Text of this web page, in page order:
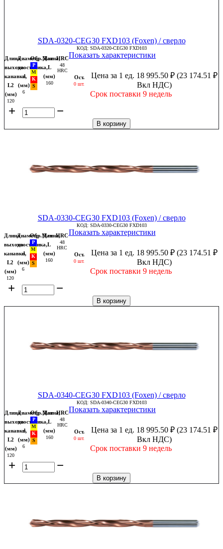
SDA-0320-CEG30 FXD103 (Foxen) / сверло
КОД: SDA-0320-CEG30 FXD103
Длина
выхода
канавки,
L2
(мм)
120
Диаметр
хвостовика,
d
(мм)
6
Обр.МатДлина,
L
(мм)
160
HRC
48
HRC
Показать характеристики
Ост.
0 шт.
Цена за 1 ед. 18 995.50 ₽ (23 174.51 ₽
Вкл НДС)
Срок поставки 9 недель
+ −
В корзину
SDA-0330-CEG30 FXD103 (Foxen) / сверло
КОД: SDA-0330-CEG30 FXD103
Длина
выхода
канавки,
L2
(мм)
120
Диаметр
хвостовика,
d
(мм)
6
Обр.МатДлина,
L
(мм)
160
HRC
48
HRC
Показать характеристики
Ост.
0 шт.
Цена за 1 ед. 18 995.50 ₽ (23 174.51 ₽
Вкл НДС)
Срок поставки 9 недель
+ −
В корзину
SDA-0340-CEG30 FXD103 (Foxen) / сверло
КОД: SDA-0340-CEG30 FXD103
Длина
выхода
канавки,
L2
(мм)
120
Диаметр
хвостовика,
d
(мм)
6
Обр.МатДлина,
L
(мм)
160
HRC
48
HRC
Показать характеристики
Ост.
0 шт.
Цена за 1 ед. 18 995.50 ₽ (23 174.51 ₽
Вкл НДС)
Срок поставки 9 недель
+ −
В корзину